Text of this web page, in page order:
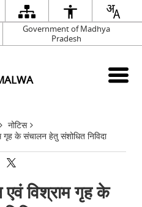
Government of Madhya
Pradesh
नोटिस
गृह के संचालन हेतु संशोधित निविदा
एवं विश्राम गृह के